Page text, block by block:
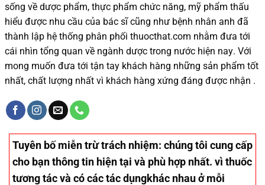
sống về dược phẩm, thực phẩm chức năng, mỹ phẩm thấu
hiểu được nhu cầu của bác sĩcũng như bệnh nhân anh đã
thành lập hệ thống phân phối thuocthat.com nhằm đưa tới
cái nhìn tổng quan về ngành dược trong nước hiện nay. Với
mong muốn đưa tới tận tay khách hàng những sản phẩm tốt
nhất, chất lượng nhất vì khách hàng xứng đáng được nhận .
Tuyên bố miễn trừ trách nhiệm: chúng tôi cung cấp
cho bạn thông tin hiện tại và phù hợp nhất. vì thuốc
tương tác và có các tác dụngkhác nhau ở mỗi